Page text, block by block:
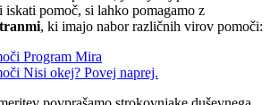
iskati pomoč, si lahko pomagamo z
, ki imajo nabor različnih virov pomoči:
Program Mira
Nisi okej? Povej naprej.